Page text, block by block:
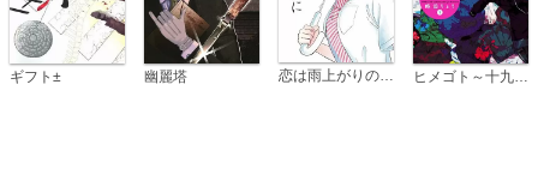
ギフト± 幽麗塔 恋は雨上がりのように